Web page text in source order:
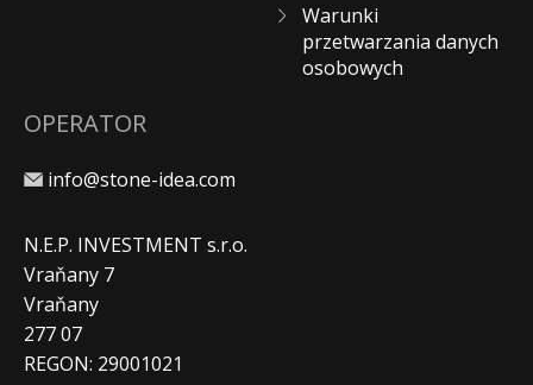
Warunki
przetwarzania danych
osobowych
OPERATOR
info@stone-idea.com
N.E.P. INVESTMENT s.r.o.
Vraňany 7
Vraňany
277 07
REGON: 29001021